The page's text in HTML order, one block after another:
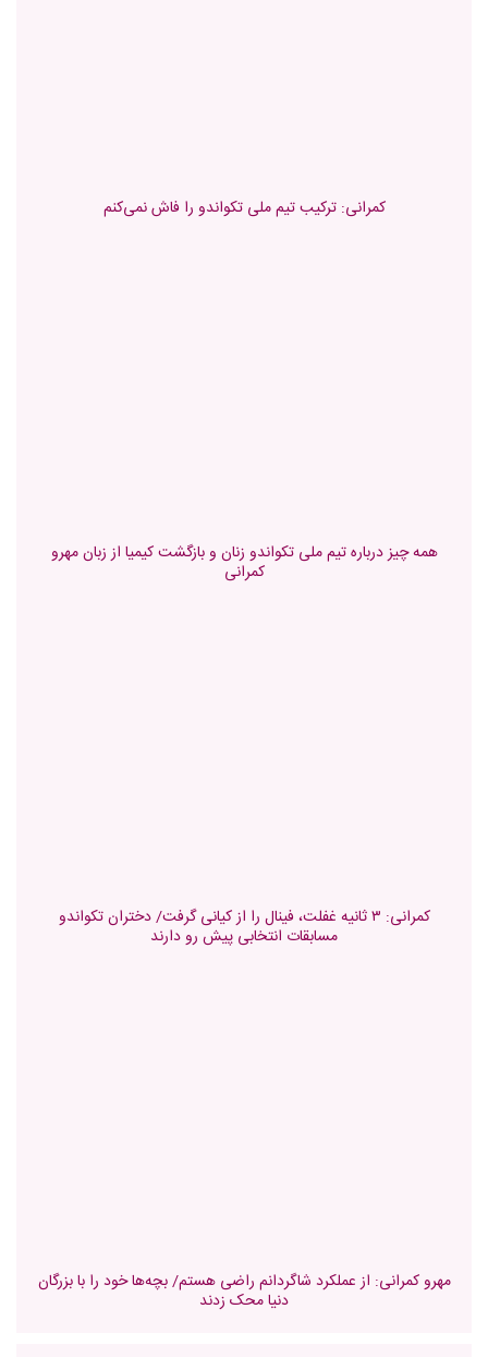
کمرانی: ترکیب تیم ملی تکواندو را فاش نمی‌کنم
همه چیز درباره تیم ملی تکواندو زنان و بازگشت کیمیا از زبان مهرو
کمرانی
کمرانی: ۳ ثانیه غفلت، فینال را از کیانی گرفت/ دختران تکواندو
مسابقات انتخابی پیش رو دارند
مهرو کمرانی: از عملکرد شاگردانم راضی هستم/ بچه‌ها خود را با بزرگان
دنیا محک زدند